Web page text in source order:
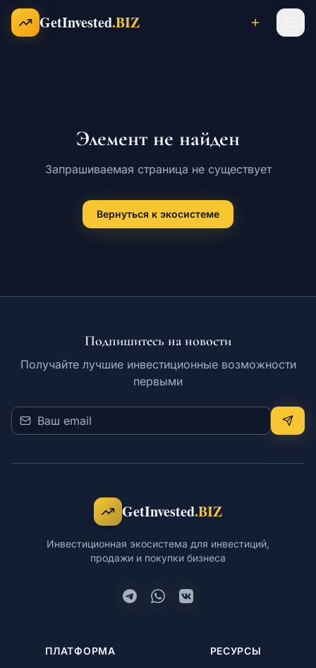
Перейти к содержимому
GetInvested.BIZ
Бизнесы
Карьера
RU
Элемент не найден
Запрашиваемая страница не существует
Вернуться к экосистеме
Подпишитесь на новости
Получайте лучшие инвестиционные возможности
первыми
GetInvested.BIZ
Инвестиционная экосистема для инвестиций,
продажи и покупки бизнеса
ПЛАТФОРМА РЕСУРСЫ